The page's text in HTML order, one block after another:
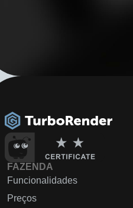
FAZENDA
Funcionalidades
Preços